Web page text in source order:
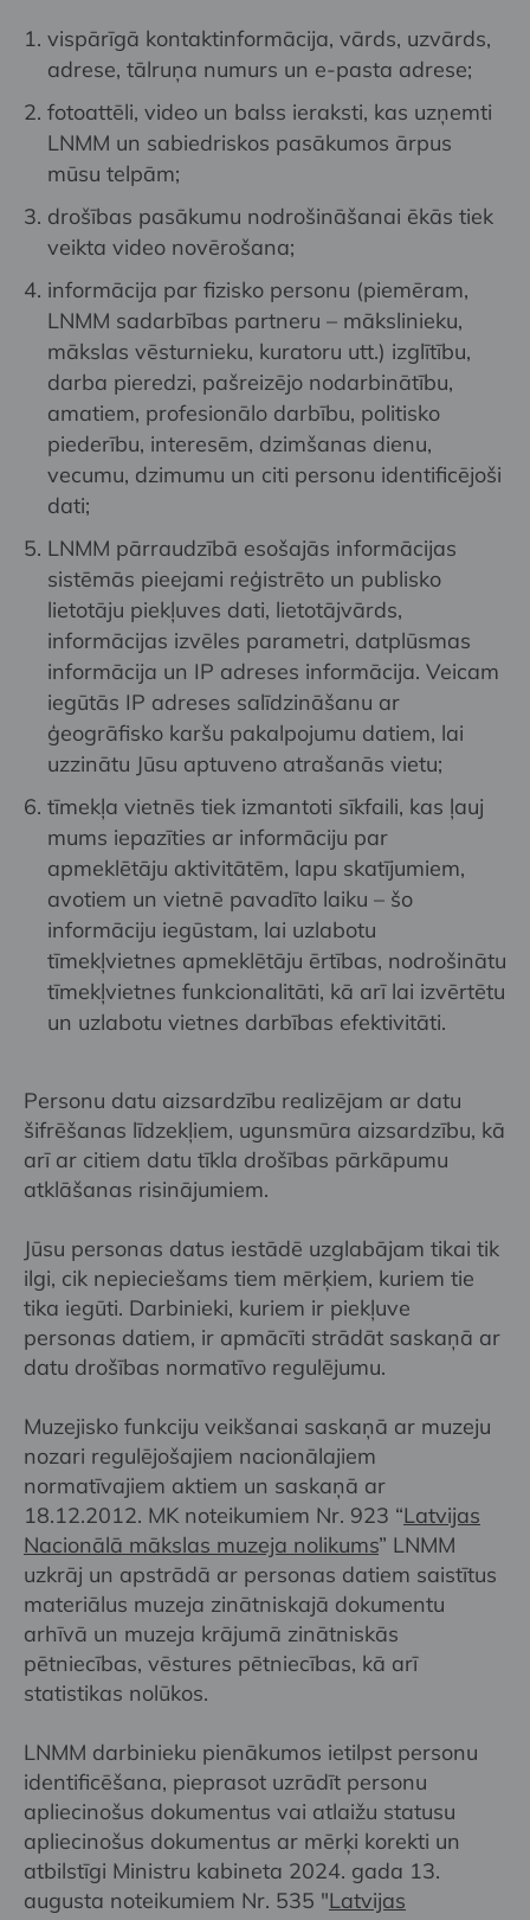
vispārīgā kontaktinformācija, vārds, uzvārds,
adrese, tālruņa numurs un e-pasta adrese;
fotoattēli, video un balss ieraksti, kas uzņemti
LNMM un sabiedriskos pasākumos ārpus
mūsu telpām;
drošības pasākumu nodrošināšanai ēkās tiek
veikta video novērošana;
informācija par fizisko personu (piemēram,
LNMM sadarbības partneru – mākslinieku,
mākslas vēsturnieku, kuratoru utt.) izglītību,
darba pieredzi, pašreizējo nodarbinātību,
amatiem, profesionālo darbību, politisko
piederību, interesēm, dzimšanas dienu,
vecumu, dzimumu un citi personu identificējoši
dati;
LNMM pārraudzībā esošajās informācijas
sistēmās pieejami reģistrēto un publisko
lietotāju piekļuves dati, lietotājvārds,
informācijas izvēles parametri, datplūsmas
informācija un IP adreses informācija. Veicam
iegūtās IP adreses salīdzināšanu ar
ģeogrāfisko karšu pakalpojumu datiem, lai
uzzinātu Jūsu aptuveno atrašanās vietu;
tīmekļa vietnēs tiek izmantoti sīkfaili, kas ļauj
mums iepazīties ar informāciju par
apmeklētāju aktivitātēm, lapu skatījumiem,
avotiem un vietnē pavadīto laiku – šo
informāciju iegūstam, lai uzlabotu
tīmekļvietnes apmeklētāju ērtības, nodrošinātu
tīmekļvietnes funkcionalitāti, kā arī lai izvērtētu
un uzlabotu vietnes darbības efektivitāti.
Personu datu aizsardzību realizējam ar datu
šifrēšanas līdzekļiem, ugunsmūra aizsardzību, kā
arī ar citiem datu tīkla drošības pārkāpumu
atklāšanas risinājumiem.
Jūsu personas datus iestādē uzglabājam tikai tik
ilgi, cik nepieciešams tiem mērķiem, kuriem tie
tika iegūti. Darbinieki, kuriem ir piekļuve
personas datiem, ir apmācīti strādāt saskaņā ar
datu drošības normatīvo regulējumu.
Muzejisko funkciju veikšanai saskaņā ar muzeju
nozari regulējošajiem nacionālajiem
normatīvajiem aktiem un saskaņā ar
18.12.2012. MK noteikumiem Nr. 923 “Latvijas
Nacionālā mākslas muzeja nolikums” LNMM
uzkrāj un apstrādā ar personas datiem saistītus
materiālus muzeja zinātniskajā dokumentu
arhīvā un muzeja krājumā zinātniskās
pētniecības, vēstures pētniecības, kā arī
statistikas nolūkos.
LNMM darbinieku pienākumos ietilpst personu
identificēšana, pieprasot uzrādīt personu
apliecinošus dokumentus vai atlaižu statusu
apliecinošus dokumentus ar mērķi korekti un
atbilstīgi Ministru kabineta 2024. gada 13.
augusta noteikumiem Nr. 535 "Latvijas